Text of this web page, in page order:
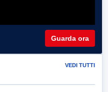
Guarda ora
VEDI TUTTI